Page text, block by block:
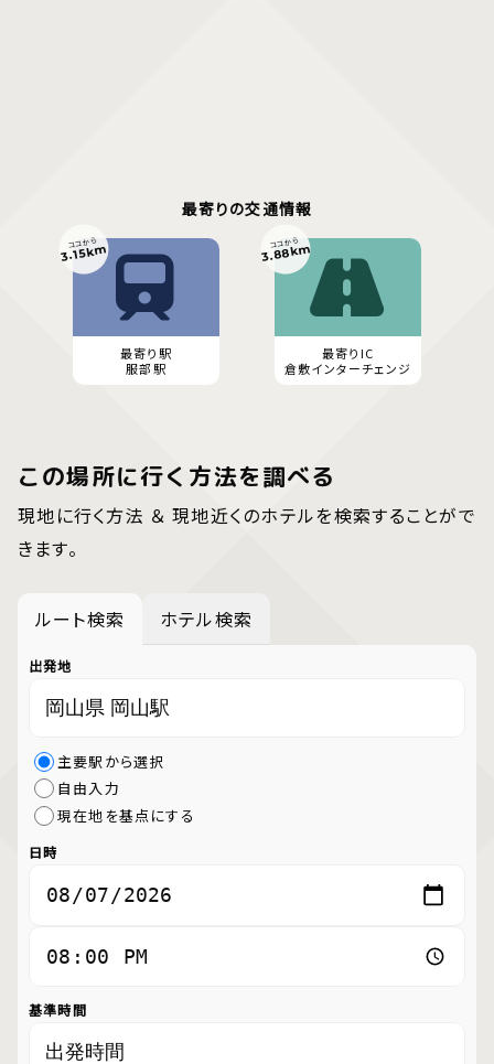
最寄りの交通情報
最寄り駅
服部駅
ココから
3.15km
最寄りIC
倉敷インターチェンジ
ココから
3.88km
この場所に行く方法を調べる
現地に行く方法 ＆ 現地近くのホテルを検索することがで
きます。
ルート検索 ホテル検索
出発地
主要駅から選択
自由入力
現在地を基点にする
日時
基準時間